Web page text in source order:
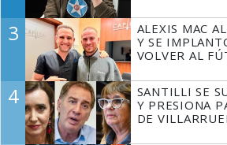
3
ALEXIS MAC
Y SE
VOLVER AL
4
SANTILLI SE
Y PRESIONA
DE